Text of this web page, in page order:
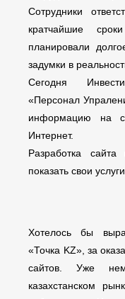
Сотрудники
кратчайшие
планировали
задумки в
Сегодня
«Персонал
информацию на
Интернет.
Разработка
показать свои
Хотелось бы
«Точка KZ», за
сайтов. Уже
казахстанском